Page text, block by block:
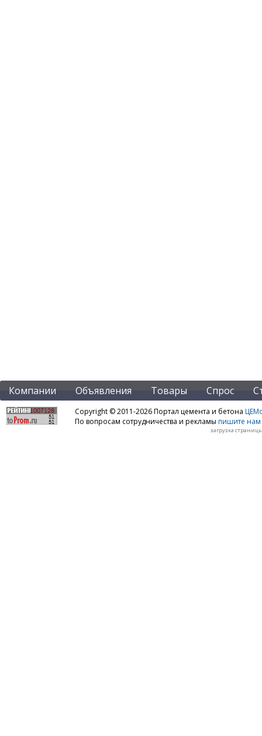
Компании Объявления Товары Спрос
Copyright © 2011-2026 Портал цемента и бетона
По вопросам сотрудничества и рекламы пишите нам
загрузка